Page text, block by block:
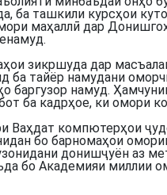
ба ташкили курсҳои
маҳаллӣ дар
зикршуда дар
ба тайёр намудани
баргузор намуд.
ба кадрҳое, ки омори
Ваҳдат компютерҳои
бо барномаҳои
донишҷуён аз
бо Академияи миллии